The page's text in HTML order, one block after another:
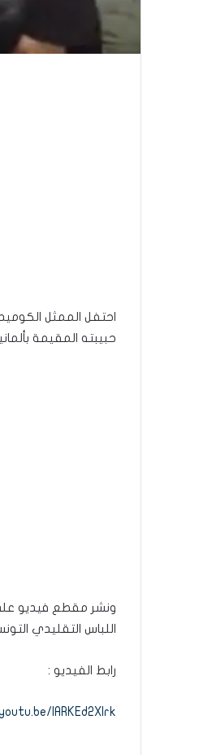
حبيبته المقيمة
ونشر مقطع فيديو على
اللباس التقليدي
رابط الفيديو :
IARKEd2XIrk